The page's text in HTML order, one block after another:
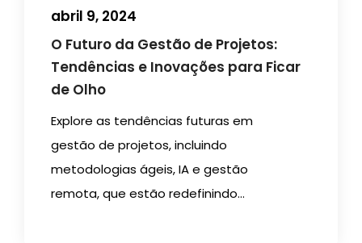
abril 9, 2024
O Futuro da Gestão de Projetos:
Tendências e Inovações para Ficar
de Olho
Explore as tendências futuras em
gestão de projetos, incluindo
metodologias ágeis, IA e gestão
remota, que estão redefinindo...